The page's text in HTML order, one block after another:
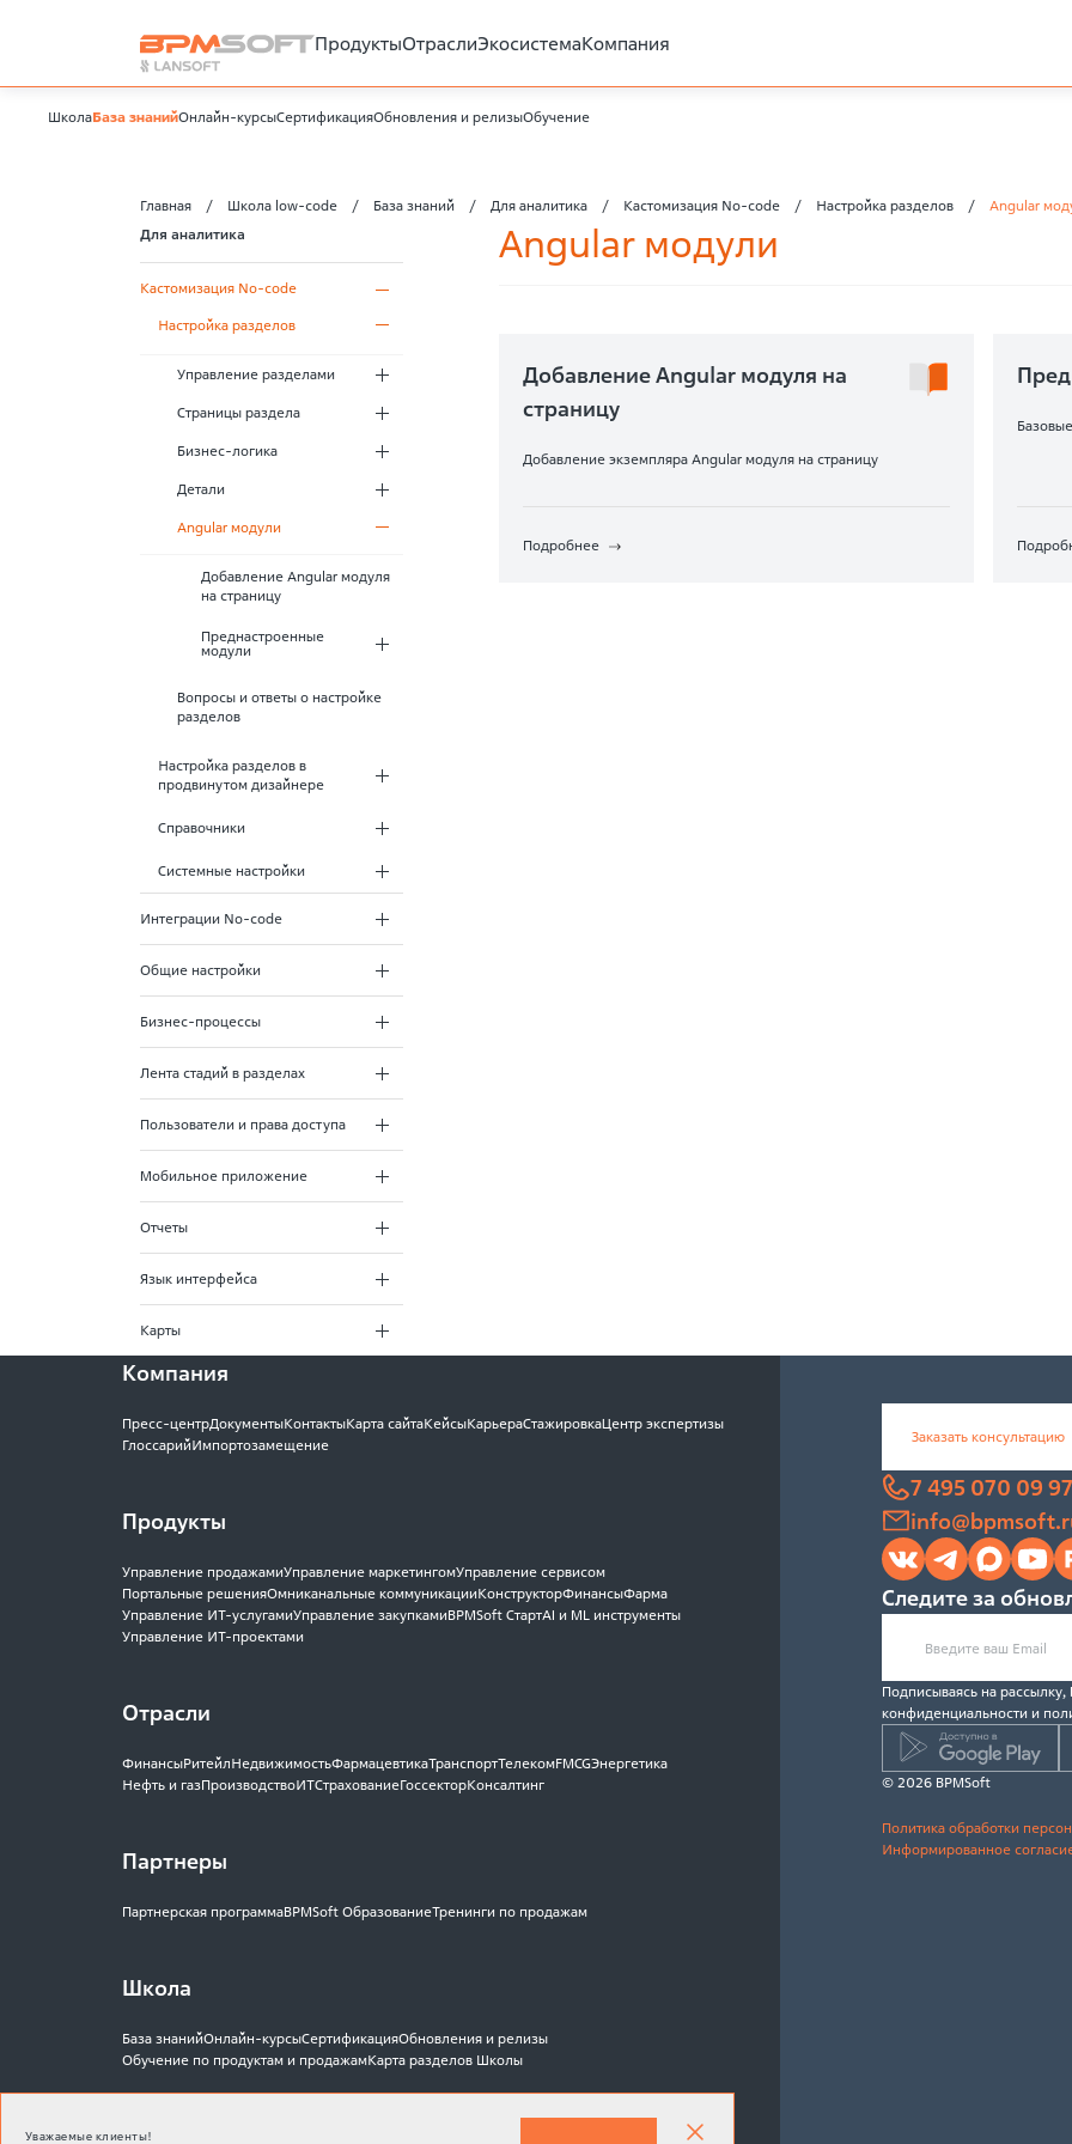
ПродуктыОтраслиЭкосистемаКомпания
ШколаБаза знанийОнлайн-курсыСертификацияОбновления и релизыОбучение
Главная Школа low-code База знаний Для аналитика Кастомизация No-code Настройка разделов
Angular
Для аналитика
Кастомизация No-code
Настройка разделов
Управление разделами
Страницы раздела
Бизнес-логика
Детали
Angular модули
Добавление Angular модуля
на страницу
Преднастроенные
модули
Вопросы и ответы о настройке
разделов
Настройка разделов в
продвинутом дизайнере
Справочники
Системные настройки
Интеграции No-code
Общие настройки
Бизнес-процессы
Лента стадий в разделах
Пользователи и права доступа
Мобильное приложение
Отчеты
Язык интерфейса
Карты
Angular модули
Добавление Angular модуля на
страницу
Добавление экземпляра Angular модуля на страницу
Подробнее
Компания
Пресс-центрДокументыКонтактыКарта сайтаКейсыКарьераСтажировкаЦентр экспертизы
ГлоссарийИмпортозамещение
Продукты
Управление продажамиУправление маркетингомУправление сервисом
Портальные решенияОмниканальные коммуникацииКонструкторФинансыФарма
Управление ИТ-услугамиУправление закупкамиBPMSoft СтартAI и ML инструменты
Управление ИТ-проектами
Отрасли
ФинансыРитейлНедвижимостьФармацевтикаТранспортТелекомFMCGЭнергетика
Нефть и газПроизводствоИТСтрахованиеГоссекторКонсалтинг
Партнеры
Партнерская программаBPMSoft ОбразованиеТренинги по продажам
Школа
База знанийОнлайн-курсыСертификацияОбновления и релизы
Обучение по продуктам и продажамКарта разделов Школы
Магазин приложений
Заказать консультацию
7 495 070 09 97
Следите за
Подписываясь на
конфиденциальности и
© 2026 BPMSoft
Политика обработки
Информированное
Уважаемые клиенты!